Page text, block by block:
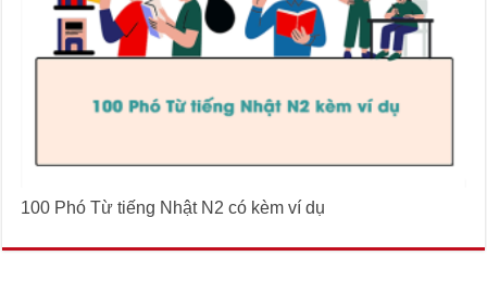
100 Phó Từ tiếng Nhật N2 có kèm ví dụ